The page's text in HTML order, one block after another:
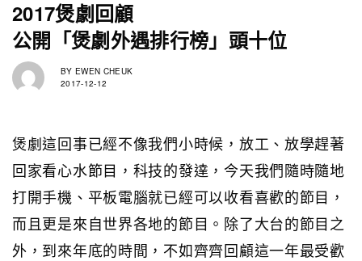
2017煲劇回顧
公開「煲劇外遇排行榜」頭十位
BY EWEN CHEUK
2017-12-12
煲劇這回事已經不像我們小時候，放工、放學趕著
回家看心水節目，科技的發達，今天我們隨時隨地
打開手機、平板電腦就已經可以收看喜歡的節目，
而且更是來自世界各地的節目。除了大台的節目之
外，到來年底的時間，不如齊齊回顧這一年最受歡